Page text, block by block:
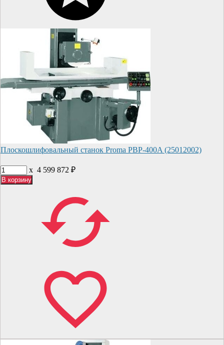
Плоскошлифовальный станок Proma PBP-400A (25012002)
x 4 599 872 ₽